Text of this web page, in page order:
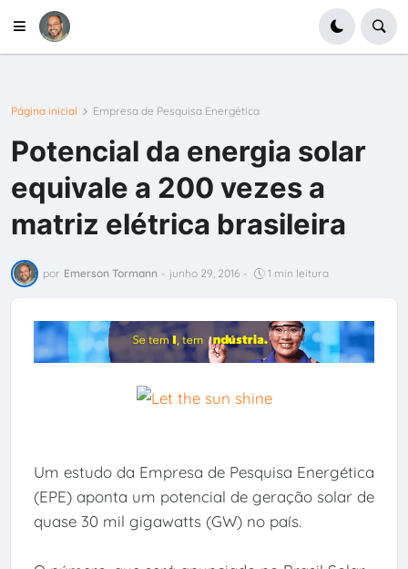
Página inicial Empresa de Pesquisa Energética
Potencial da energia solar
equivale a 200 vezes a
matriz elétrica brasileira
por Emerson Tormann - junho 29, 2016 - 1 min leitura
Um estudo da Empresa de Pesquisa Energética
(EPE) aponta um potencial de geração solar de
quase 30 mil gigawatts (GW) no país.